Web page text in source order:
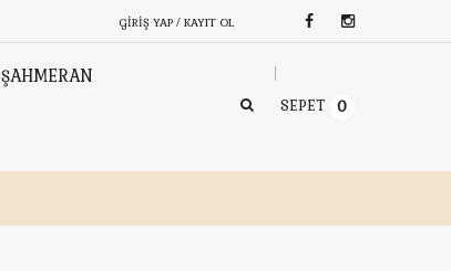
GIRIŞ YAP / KAYIT OL
ŞAHMERAN
SEPET 0